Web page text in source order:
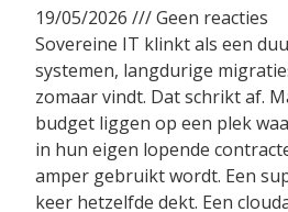
19/05/2026
Geen reacties
Sovereine IT klinkt als een
systemen, langdurige
zomaar vindt. Dat schrikt af.
budget liggen op een plek
in hun eigen lopende
amper gebruikt wordt. Een
keer hetzelfde dekt. Een